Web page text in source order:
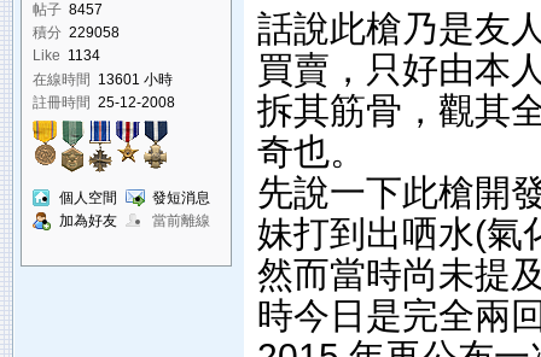
帖子 8457
積分 229058
Like 1134
在線時間 13601 小時
註冊時間 25-12-2008
個人空間
發短消息
加為好友
當前離線
話說此槍乃是友
買賣，只好由本
拆其筋骨，觀其
奇也。
先說一下此槍開
妹打到出哂水(氣
然而當時尚未提
時今日是完全兩